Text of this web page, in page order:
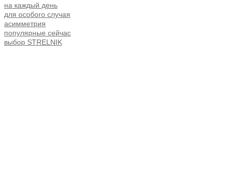
на каждый день
для особого случая
асимметрия
популярные сейчас
выбор STRELNIK